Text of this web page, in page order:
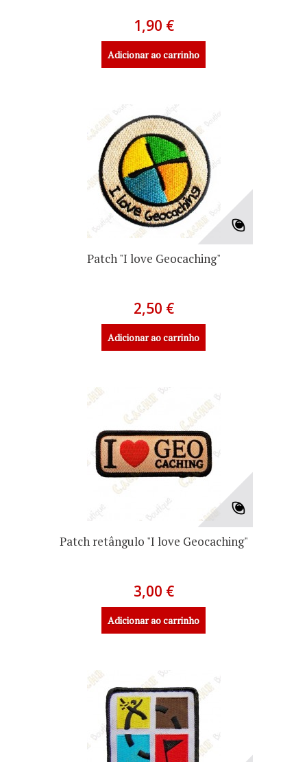
1,90 €
Adicionar ao carrinho
Patch "I love Geocaching"
2,50 €
Adicionar ao carrinho
Patch retângulo "I love Geocaching"
3,00 €
Adicionar ao carrinho